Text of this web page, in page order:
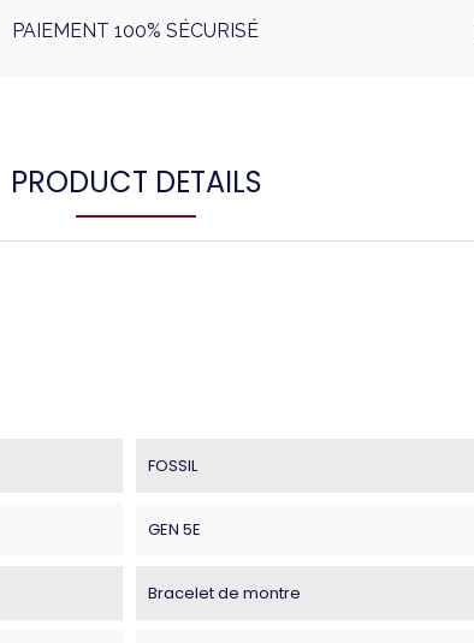
PAIEMENT 100% SÉCURISÉ
PRODUCT DETAILS
FOSSIL
GEN 5E
Bracelet de montre